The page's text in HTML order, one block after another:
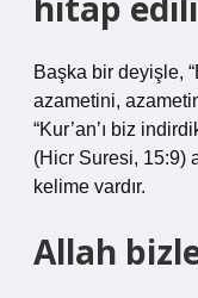
Başka bir deyişle,
azametini,
“Kur’an’ı biz
(Hicr Suresi, 15:9)
kelime vardır.
Allah